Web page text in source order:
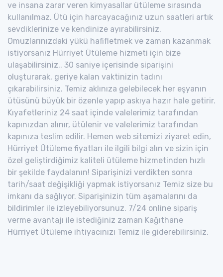
ve insana zarar veren kimyasallar ütüleme sırasında
kullanılmaz. Ütü için harcayacağınız uzun saatleri artık
sevdiklerinize ve kendinize ayırabilirsiniz.
Omuzlarınızdaki yükü hafifletmek ve zaman kazanmak
istiyorsanız Hürriyet Ütüleme hizmeti için bize
ulaşabilirsiniz.. 30 saniye içerisinde siparişini
oluşturarak, geriye kalan vaktinizin tadını
çıkarabilirsiniz. Temiz aklınıza gelebilecek her eşyanın
ütüsünü büyük bir özenle yapıp askıya hazır hale getirir.
Kıyafetleriniz 24 saat içinde valelerimiz tarafından
kapınızdan alınır, ütülenir ve valelerimiz tarafından
kapınıza teslim edilir. Hemen web sitemizi ziyaret edin,
Hürriyet Ütüleme fiyatları ile ilgili bilgi alın ve sizin için
özel geliştirdiğimiz kaliteli ütüleme hizmetinden hızlı
bir şekilde faydalanın! Siparişinizi verdikten sonra
tarih/saat değişikliği yapmak istiyorsanız Temiz size bu
imkanı da sağlıyor. Siparişinizin tüm aşamalarını da
bildirimler ile izleyebiliyorsunuz. 7/24 online sipariş
verme avantajı ile istediğiniz zaman Kağıthane
Hürriyet Ütüleme ihtiyacınızı Temiz ile giderebilirsiniz.